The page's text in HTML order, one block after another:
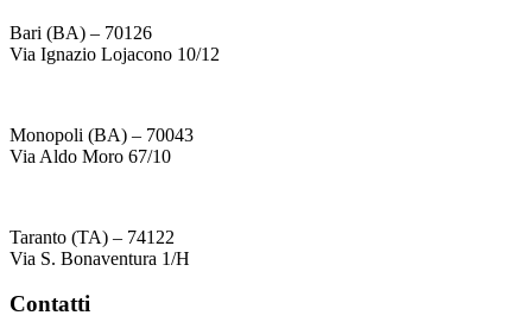
Bari (BA) – 70126
Via Ignazio Lojacono 10/12
Monopoli (BA) – 70043
Via Aldo Moro 67/10
Taranto (TA) – 74122
Via S. Bonaventura 1/H
Contatti